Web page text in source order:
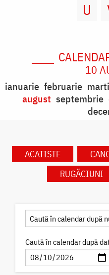
U
10
ianuarie februarie
august septembrie
ACATISTE
RUGĂCIUNI
Caută în calendar după